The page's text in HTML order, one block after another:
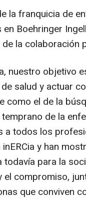
la franquicia de
Boehringer
la colaboración
nuestro objetivo
salud y actuar
como el de la
de la
a todos los
y han
todavía para la
el compromiso,
que conviven